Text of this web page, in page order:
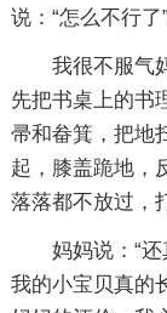
说：“怎么不行
我很不服气
先把书桌上的书
帚和畚箕，把地
起，膝盖跪地，
落落都不放过，
妈妈说：“
我的小宝贝真的